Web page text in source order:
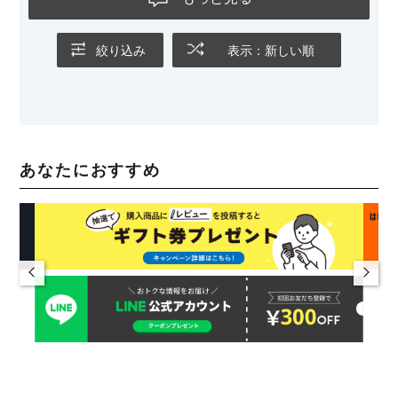
絞り込み 表示：新しい順
あなたにおすすめ